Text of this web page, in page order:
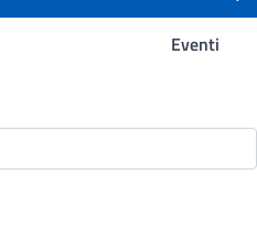
Eventi
Ricerca -